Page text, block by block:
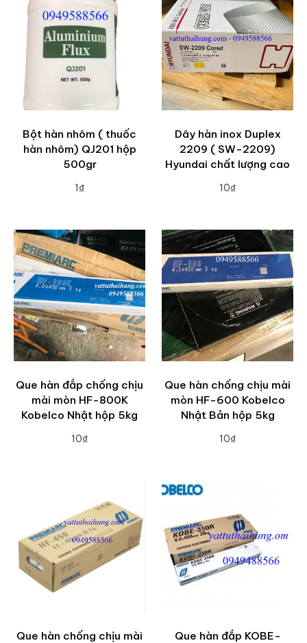
Bột hàn nhôm ( thuốc
hàn nhôm) QJ201 hộp
500gr
1₫
Dây hàn inox Duplex
2209 ( SW-2209)
Hyundai chất lượng cao
10₫
Que hàn đắp chống chịu
mài mòn HF-800K
Kobelco Nhật hộp 5kg
10₫
Que hàn chống chịu mài
mòn HF-600 Kobelco
Nhật Bản hộp 5kg
10₫
Que hàn chống chịu mài
Que hàn đắp KOBE-